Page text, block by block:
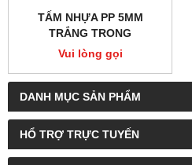
DANH MỤC SẢN PHẨM
HỔ TRỢ TRỰC TUYẾN
TẤM NHỰA PP 5MM
TRẮNG TRONG
Vui lòng gọi